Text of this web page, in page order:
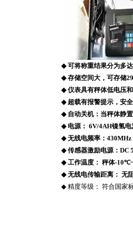
◆ 可将称重结果分为多达
◆ 存储空间大，可存储
◆ 仪表具有秤体低电压
◆ 超载有报警提示，安
◆ 自动关机：当秤体静
◆ 电源： 6V/4AH镍氢电
◆ 无线电频率： 430MHz
◆ 传感器激励电源： DC
◆ 工作温度： 秤体-10℃
◆ 无线电传输距离： 无
◆ 精度等级： 符合国家